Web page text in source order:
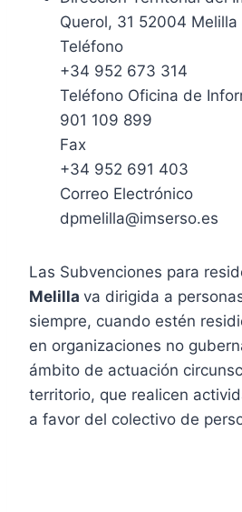
Querol, 31 52004 Melilla
Teléfono
+34 952 673 314
Teléfono Oficina de
901 109 899
Fax
+34 952 691 403
Correo Electrónico
dpmelilla@imserso.es
Las Subvenciones para
Melilla va dirigida a
siempre, cuando estén
en organizaciones no
ámbito de actuación
territorio, que realicen
a favor del colectivo de